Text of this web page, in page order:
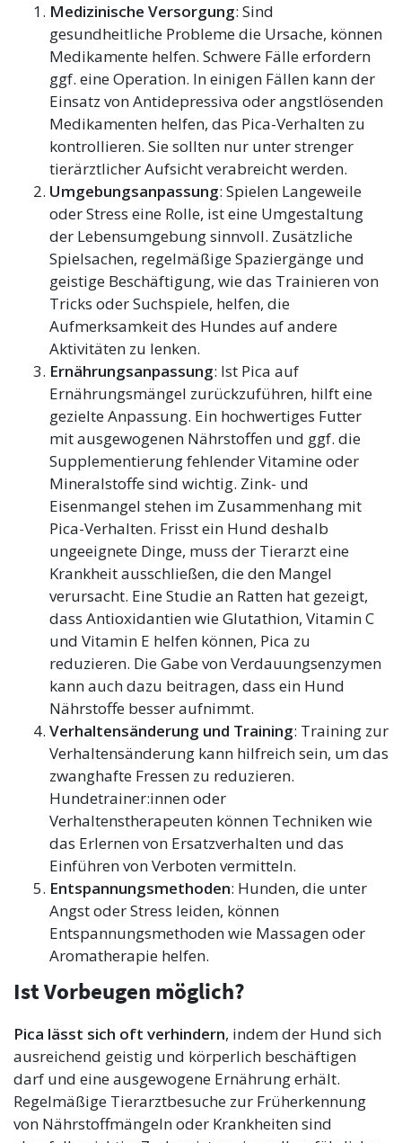
Medizinische Versorgung: Sind
gesundheitliche Probleme die Ursache, können
Medikamente helfen. Schwere Fälle erfordern
ggf. eine Operation. In einigen Fällen kann der
Einsatz von Antidepressiva oder angstlösenden
Medikamenten helfen, das Pica-Verhalten zu
kontrollieren. Sie sollten nur unter strenger
tierärztlicher Aufsicht verabreicht werden.
Umgebungsanpassung: Spielen Langeweile
oder Stress eine Rolle, ist eine Umgestaltung
der Lebensumgebung sinnvoll. Zusätzliche
Spielsachen, regelmäßige Spaziergänge und
geistige Beschäftigung, wie das Trainieren von
Tricks oder Suchspiele, helfen, die
Aufmerksamkeit des Hundes auf andere
Aktivitäten zu lenken.
Ernährungsanpassung: Ist Pica auf
Ernährungsmängel zurückzuführen, hilft eine
gezielte Anpassung. Ein hochwertiges Futter
mit ausgewogenen Nährstoffen und ggf. die
Supplementierung fehlender Vitamine oder
Mineralstoffe sind wichtig. Zink- und
Eisenmangel stehen im Zusammenhang mit
Pica-Verhalten. Frisst ein Hund deshalb
ungeeignete Dinge, muss der Tierarzt eine
Krankheit ausschließen, die den Mangel
verursacht. Eine Studie an Ratten hat gezeigt,
dass Antioxidantien wie Glutathion, Vitamin C
und Vitamin E helfen können, Pica zu
reduzieren. Die Gabe von Verdauungsenzymen
kann auch dazu beitragen, dass ein Hund
Nährstoffe besser aufnimmt.
Verhaltensänderung und Training: Training zur
Verhaltensänderung kann hilfreich sein, um das
zwanghafte Fressen zu reduzieren.
Hundetrainer:innen oder
Verhaltenstherapeuten können Techniken wie
das Erlernen von Ersatzverhalten und das
Einführen von Verboten vermitteln.
Entspannungsmethoden: Hunden, die unter
Angst oder Stress leiden, können
Entspannungsmethoden wie Massagen oder
Aromatherapie helfen.
Ist Vorbeugen möglich?
Pica lässt sich oft verhindern, indem der Hund sich
ausreichend geistig und körperlich beschäftigen
darf und eine ausgewogene Ernährung erhält.
Regelmäßige Tierarztbesuche zur Früherkennung
von Nährstoffmängeln oder Krankheiten sind